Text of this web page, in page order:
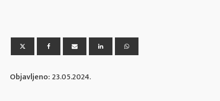
Objavljeno:23.05.2024.